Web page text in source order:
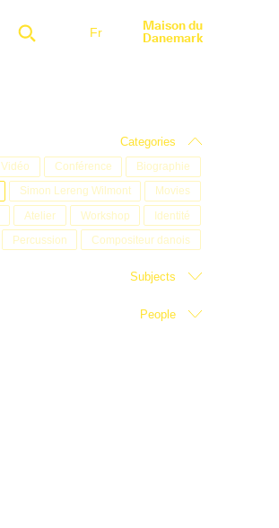
Fr Maison du
Danemark
Categories
Vidéo Conférence
Biographie
Simon Lereng Wilmont
Movies
Atelier Workshop
Identité
Percussion Compositeur danois
Subjects
People